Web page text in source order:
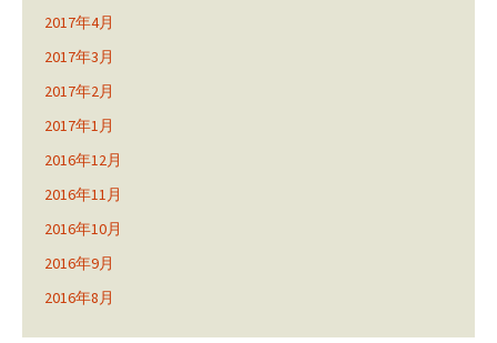
2017年4月
2017年3月
2017年2月
2017年1月
2016年12月
2016年11月
2016年10月
2016年9月
2016年8月